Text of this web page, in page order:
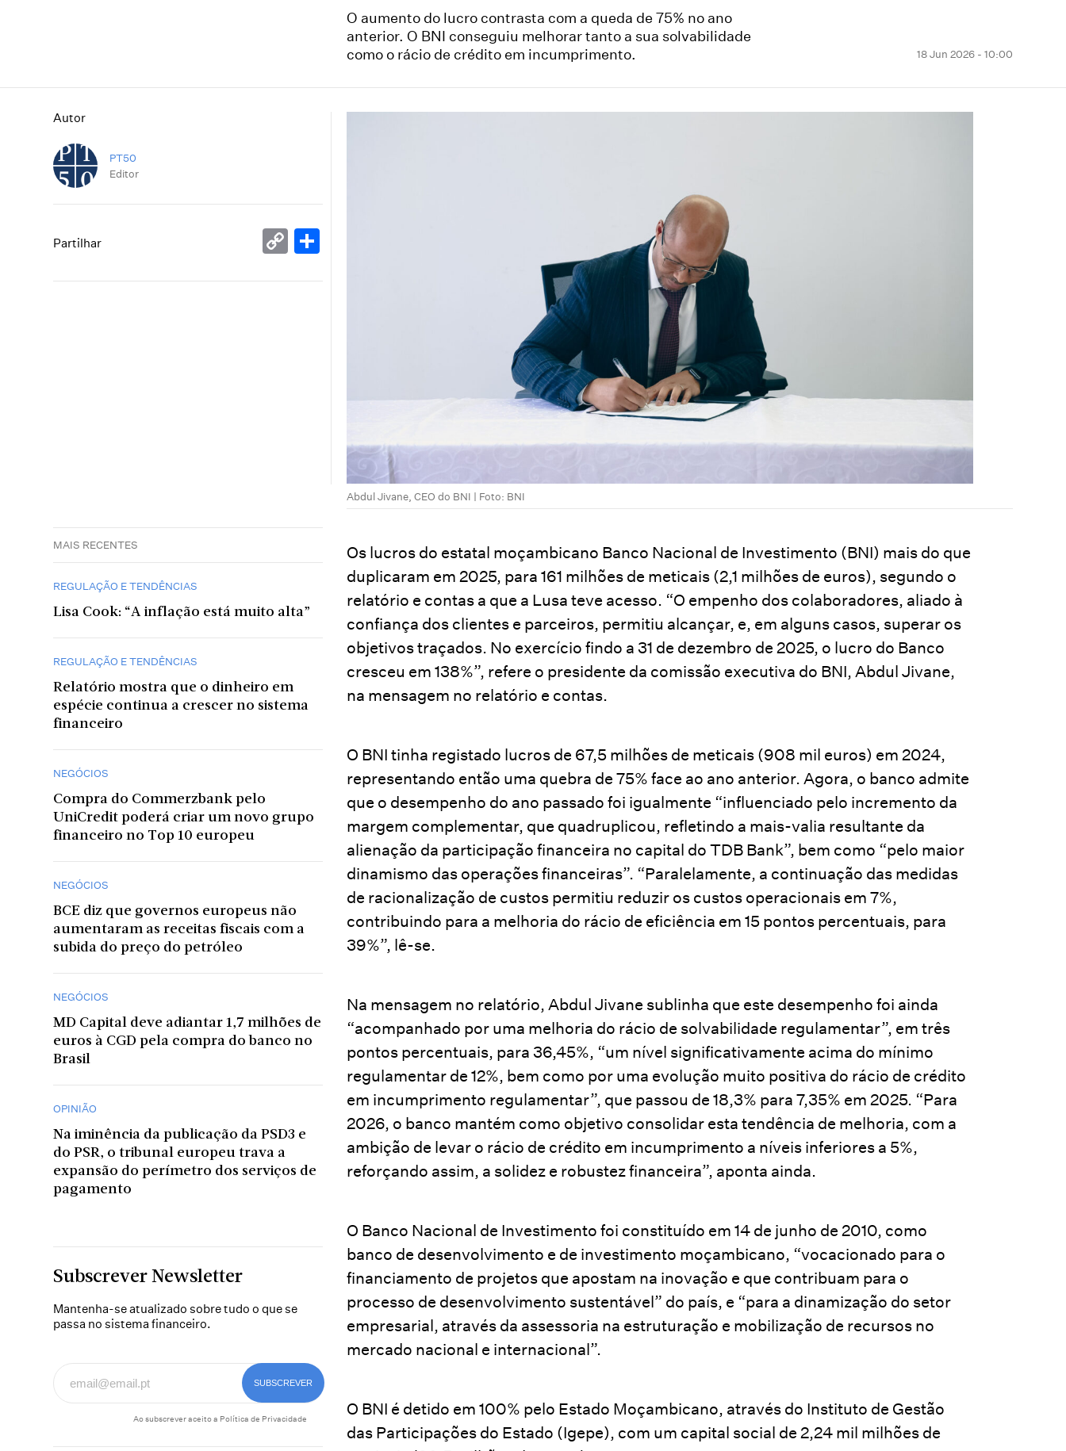
O aumento do lucro contrasta com a queda de 75% no ano
anterior. O BNI conseguiu melhorar tanto a sua solvabilidade
como o rácio de crédito em incumprimento.
18 Jun 2026 - 10:00
Autor
PT50
Editor
Partilhar
Copy
MAIS RECENTES
REGULAÇÃO E TENDÊNCIAS
Lisa Cook: “A inflação está muito alta”
REGULAÇÃO E TENDÊNCIAS
Relatório mostra que o dinheiro em
espécie continua a crescer no sistema
financeiro
NEGÓCIOS
Compra do Commerzbank pelo
UniCredit poderá criar um novo grupo
financeiro no Top 10 europeu
NEGÓCIOS
BCE diz que governos europeus não
aumentaram as receitas fiscais com a
subida do preço do petróleo
NEGÓCIOS
MD Capital deve adiantar 1,7 milhões de
euros à CGD pela compra do banco no
Brasil
OPINIÃO
Na iminência da publicação da PSD3 e
do PSR, o tribunal europeu trava a
expansão do perímetro dos serviços de
pagamento
Subscrever Newsletter
Mantenha-se atualizado sobre tudo o que se
passa no sistema financeiro.
Ao subscrever aceito a Política de Privacidade
Abdul Jivane, CEO do BNI | Foto: BNI
Os lucros do estatal moçambicano Banco Nacional de Investimento (BNI) mais do que
duplicaram em 2025, para 161 milhões de meticais (2,1 milhões de euros), segundo o
relatório e contas a que a Lusa teve acesso. “O empenho dos colaboradores, aliado à
confiança dos clientes e parceiros, permitiu alcançar, e, em alguns casos, superar os
objetivos traçados. No exercício findo a 31 de dezembro de 2025, o lucro do Banco
cresceu em 138%”, refere o presidente da comissão executiva do BNI, Abdul Jivane,
na mensagem no relatório e contas.
O BNI tinha registado lucros de 67,5 milhões de meticais (908 mil euros) em 2024,
representando então uma quebra de 75% face ao ano anterior. Agora, o banco admite
que o desempenho do ano passado foi igualmente “influenciado pelo incremento da
margem complementar, que quadruplicou, refletindo a mais-valia resultante da
alienação da participação financeira no capital do TDB Bank”, bem como “pelo maior
dinamismo das operações financeiras”. “Paralelamente, a continuação das medidas
de racionalização de custos permitiu reduzir os custos operacionais em 7%,
contribuindo para a melhoria do rácio de eficiência em 15 pontos percentuais, para
39%”, lê-se.
Na mensagem no relatório, Abdul Jivane sublinha que este desempenho foi ainda
“acompanhado por uma melhoria do rácio de solvabilidade regulamentar”, em três
pontos percentuais, para 36,45%, “um nível significativamente acima do mínimo
regulamentar de 12%, bem como por uma evolução muito positiva do rácio de crédito
em incumprimento regulamentar”, que passou de 18,3% para 7,35% em 2025. “Para
2026, o banco mantém como objetivo consolidar esta tendência de melhoria, com a
ambição de levar o rácio de crédito em incumprimento a níveis inferiores a 5%,
reforçando assim, a solidez e robustez financeira”, aponta ainda.
O Banco Nacional de Investimento foi constituído em 14 de junho de 2010, como
banco de desenvolvimento e de investimento moçambicano, “vocacionado para o
financiamento de projetos que apostam na inovação e que contribuam para o
processo de desenvolvimento sustentável” do país, e “para a dinamização do setor
empresarial, através da assessoria na estruturação e mobilização de recursos no
mercado nacional e internacional”.
O BNI é detido em 100% pelo Estado Moçambicano, através do Instituto de Gestão
das Participações do Estado (Igepe), com um capital social de 2,24 mil milhões de